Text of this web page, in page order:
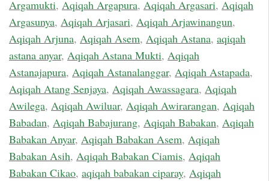
Argamukti, Aqiqah Argapura, Aqiqah Argasari, Aqiqah
Argasunya, Aqiqah Arjasari, Aqiqah Arjawinangun,
Aqiqah Arjuna, Aqiqah Asem, Aqiqah Astana, aqiqah
astana anyar, Aqiqah Astana Mukti, Aqiqah
Astanajapura, Aqiqah Astanalanggar, Aqiqah Astapada,
Aqiqah Atang Senjaya, Aqiqah Awassagara, Aqiqah
Awilega, Aqiqah Awiluar, Aqiqah Awirarangan, Aqiqah
Babadan, Aqiqah Babajurang, Aqiqah Babakan, Aqiqah
Babakan Anyar, Aqiqah Babakan Asem, Aqiqah
Babakan Asih, Aqiqah Babakan Ciamis, Aqiqah
Babakan Cikao, aqiqah babakan ciparay, Aqiqah